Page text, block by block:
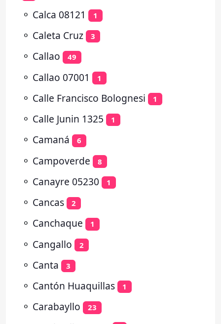
⚬ Calca 08121 1
⚬ Caleta Cruz 3
⚬ Callao 49
⚬ Callao 07001 1
⚬ Calle Francisco Bolognesi 1
⚬ Calle Junin 1325 1
⚬ Camaná 6
⚬ Campoverde 8
⚬ Canayre 05230 1
⚬ Cancas 2
⚬ Canchaque 1
⚬ Cangallo 2
⚬ Canta 3
⚬ Cantón Huaquillas 1
⚬ Carabayllo 23